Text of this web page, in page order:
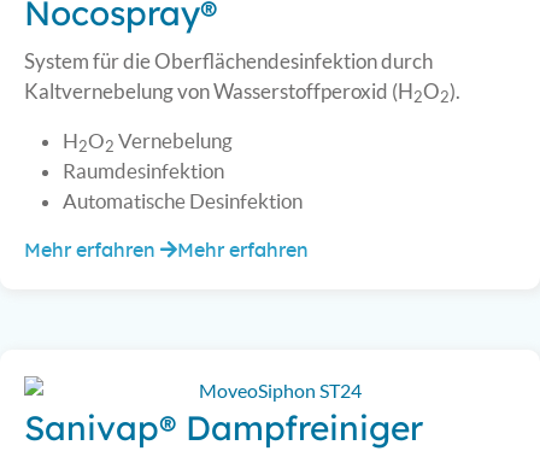
Nocospray®
System für die Oberflächendesinfektion durch
Kaltvernebelung von Wasserstoff­peroxid (H2O2).
H2O2 Vernebelung
Raumdesinfektion
Automatische Desinfektion
Mehr erfahren Mehr erfahren
Sanivap® Dampfreiniger